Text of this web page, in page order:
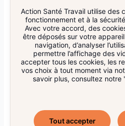
J’accepte de recevoir la
connaissance de la
politique de
Action Santé Travail utilise des
fonctionnement et à la
Avec votre accord, des
être déposés sur votre
navigation, d’analyser
permettre l’affichage des
accepter tous les cookies, les
vos choix à tout moment via
savoir plus, consultez notre
Tout accepter